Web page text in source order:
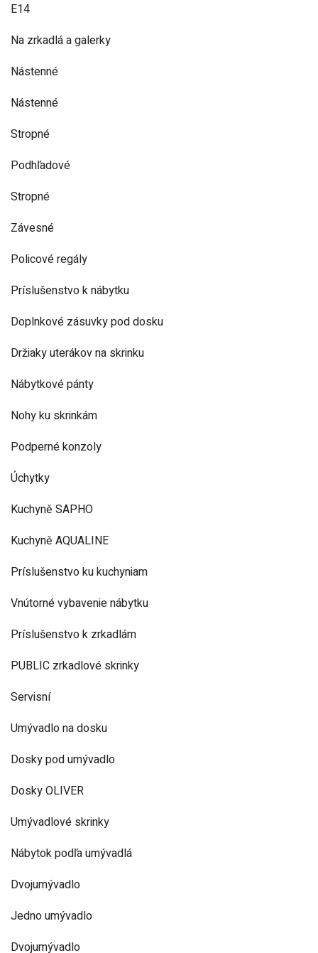
E14
Na zrkadlá a galerky
Nástenné
Nástenné
Stropné
Podhľadové
Stropné
Závesné
Policové regály
Príslušenstvo k nábytku
Doplnkové zásuvky pod dosku
Držiaky uterákov na skrinku
Nábytkové pánty
Nohy ku skrinkám
Podperné konzoly
Úchytky
Kuchyně SAPHO
Kuchyně AQUALINE
Príslušenstvo ku kuchyniam
Vnútorné vybavenie nábytku
Príslušenstvo k zrkadlám
PUBLIC zrkadlové skrinky
Servisní
Umývadlo na dosku
Dosky pod umývadlo
Dosky OLIVER
Umývadlové skrinky
Nábytok podľa umývadlá
Dvojumývadlo
Jedno umývadlo
Dvojumývadlo